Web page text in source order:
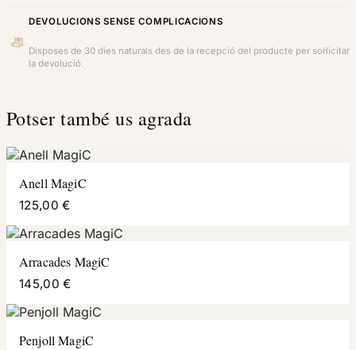
DEVOLUCIONS SENSE COMPLICACIONS
Disposes de 30 dies naturals des de la recepció del producte per sol·licitar
la devolució.
Potser també us agrada
Anell MagiC
125,00 €
Arracades MagiC
145,00 €
Penjoll MagiC